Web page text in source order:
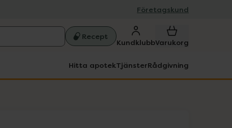
Företagskund
Recept
KundklubbVarukorg
Hitta apotekTjänsterRådgivning